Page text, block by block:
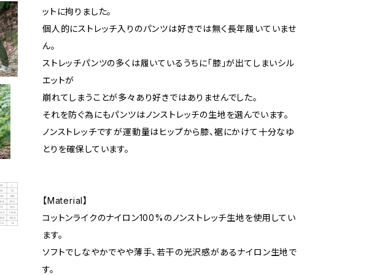
ットに拘りました。
個人的にストレッチ入りのパンツは好きでは無く長年履いていませ
ん。
ストレッチパンツの多くは履いているうちに「膝」が出てしまいシル
エットが
崩れてしまうことが多々あり好きではありませんでした。
それを防ぐ為にもパンツはノンストレッチの生地を選んでいます。
ノンストレッチですが運動量はヒップから膝、裾にかけて十分なゆ
とりを確保しています。
【Material】
コットンライクのナイロン100%のノンストレッチ生地を使用してい
ます。
ソフトでしなやかでやや薄手、若干の光沢感があるナイロン生地で
す。